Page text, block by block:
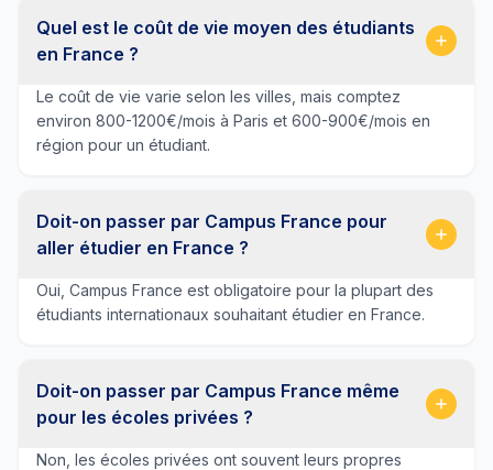
Quel est le coût de vie moyen des étudiants
en France ?
Le coût de vie varie selon les villes, mais comptez
environ 800-1200€/mois à Paris et 600-900€/mois en
région pour un étudiant.
Doit-on passer par Campus France pour
aller étudier en France ?
Oui, Campus France est obligatoire pour la plupart des
étudiants internationaux souhaitant étudier en France.
Doit-on passer par Campus France même
pour les écoles privées ?
Non, les écoles privées ont souvent leurs propres